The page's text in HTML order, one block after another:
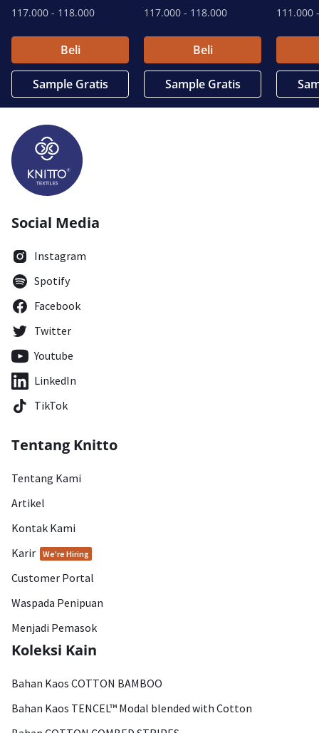
117.000 - 118.000
Beli
Sample Gratis
117.000 - 118.000
Beli
Sample Gratis
111.000
Social Media
Instagram
Spotify
Facebook
Twitter
Youtube
LinkedIn
TikTok
Tentang Knitto
Tentang Kami
Artikel
Kontak Kami
Karir
We're Hiring
Customer Portal
Waspada Penipuan
Menjadi Pemasok
Koleksi Kain
Bahan Kaos COTTON BAMBOO
Bahan Kaos TENCEL™ Modal blended with Cotton